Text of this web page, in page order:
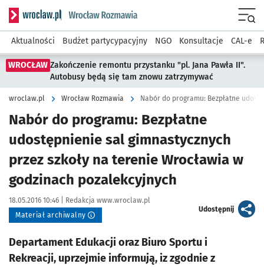
Serwis informacyjny wroclaw.pl podserwis: Rozmawia
Aktualności Budżet partycypacyjny NGO Konsultacje CAL-e
WROCŁAW Zakończenie remontu przystanku "pl. Jana Pawła II".
Autobusy będą się tam znowu zatrzymywać
wroclaw.pl Wrocław Rozmawia
Nabór do programu: Bezpłatne
udostępnienie sal gimnastycznych
przez szkoły na terenie Wrocławia w
godzinach pozalekcyjnych
Data publikacji:
18.05.2016 10:46 | Autor:
Redakcja www.wroclaw.pl
Materiał archiwalny
Udostępnijartykuł
Departament Edukacji oraz Biuro Sportu i
Rekreacji, uprzejmie informują, iz zgodnie z